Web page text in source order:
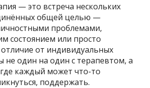
— это встреча нескольких
общей целью —
проблемами,
состоянием или просто
отличие от индивидуальных
не один на один с терапевтом, а
каждый может что-то
поддержать.